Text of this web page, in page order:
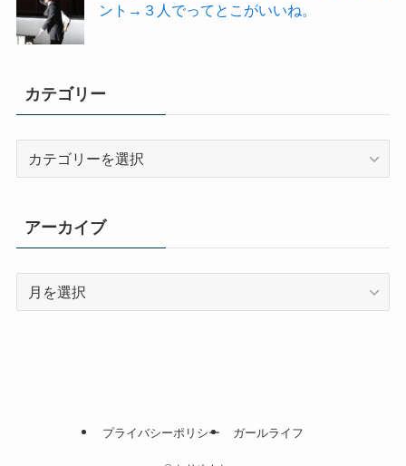
ント→３人でってとこがいいね。
カテゴリー
リ
ー
アーカイブ
プライバシーポリシー ガールライフ